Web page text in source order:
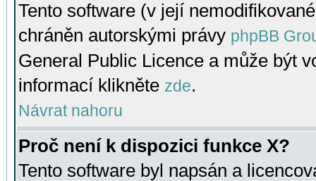
Tento software (v její
chráněn autorskými právy phpBB
General Public Licence a může být
informací klikněte zde.
Návrat nahoru
Proč není k dispozici funkce X?
Tento software byl napsán a